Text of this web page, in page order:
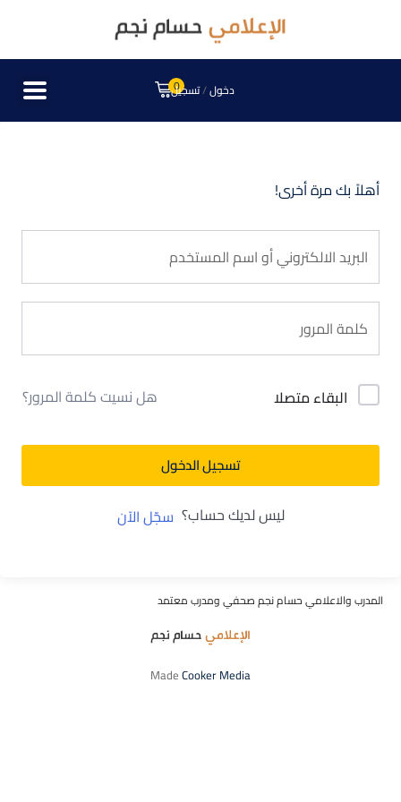
0 دخول/تسجيل
أهلاً بك مرة أخرى!
البقاء متصلا هل نسيت كلمة المرور؟
تسجيل الدخول
ليس لديك حساب؟ سجّل الآن
المدرب والاعلامي حسام نجم صحفي ومدرب معتمد
MadeCooker Media